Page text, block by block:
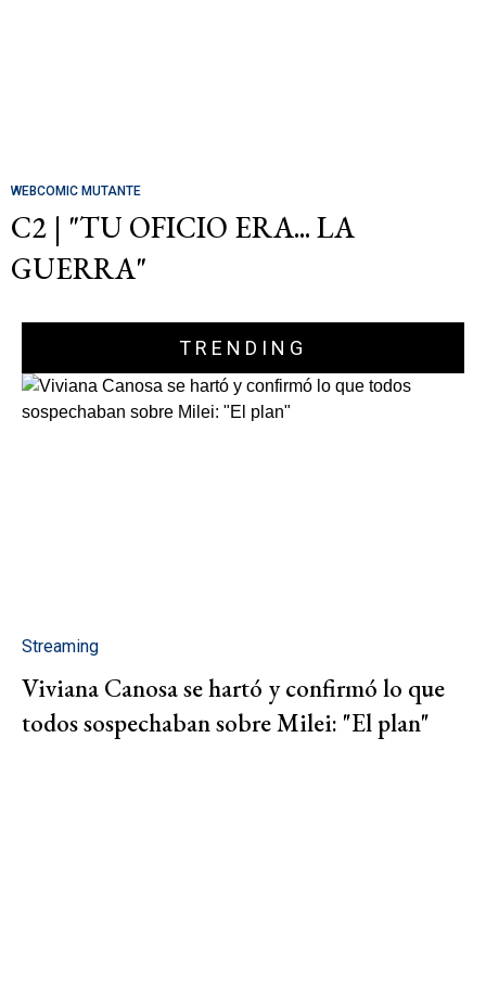
WEBCOMIC MUTANTE
C2 | "TU OFICIO ERA... LA
GUERRA"
TRENDING
Streaming
Viviana Canosa se hartó y confirmó lo que
todos sospechaban sobre Milei: "El plan"